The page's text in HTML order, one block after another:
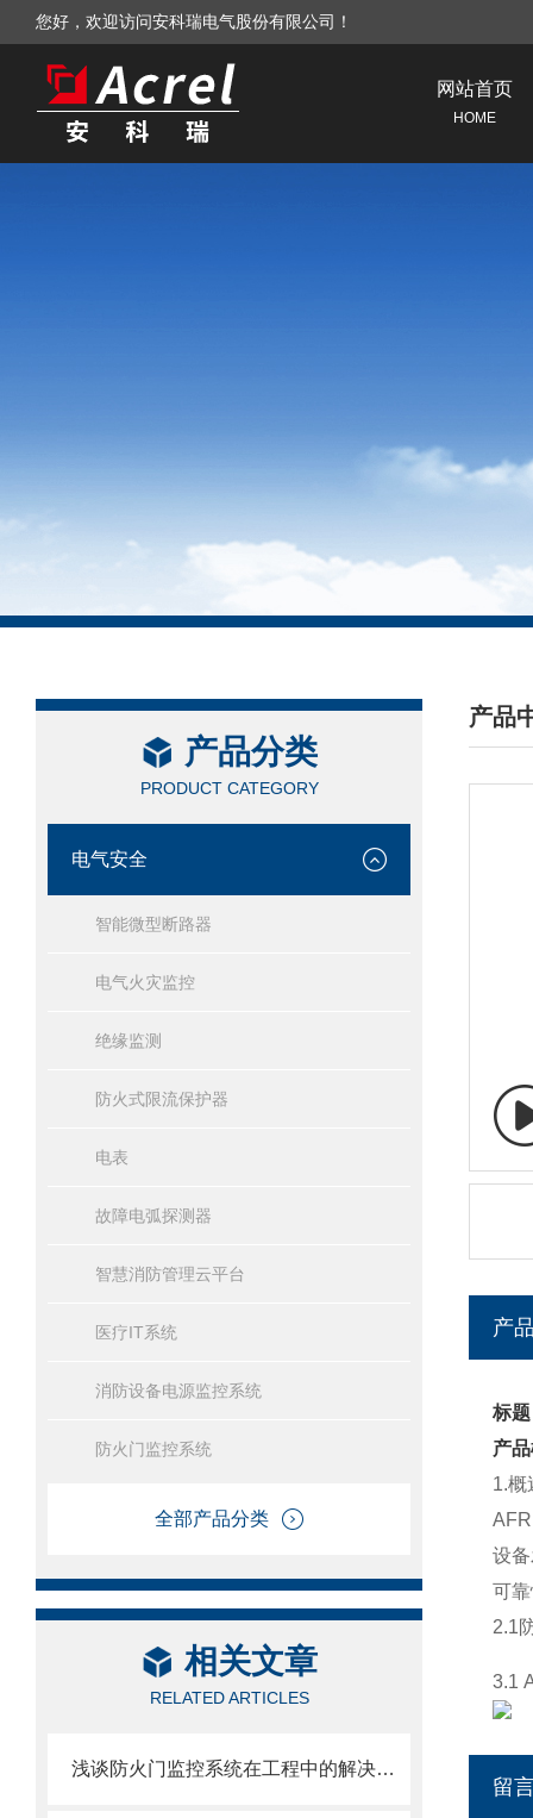
您好，欢迎访问安科瑞电气股份有限公司！
网站首页
HOME
产品分类
PRODUCT CATEGORY
电气安全
智能微型断路器
电气火灾监控
绝缘监测
防火式限流保护器
电表
故障电弧探测器
智慧消防管理云平台
医疗IT系统
消防设备电源监控系统
防火门监控系统
全部产品分类
相关文章
RELATED ARTICLES
浅谈防火门监控系统在工程中的解决方案
产品
/
产
标
产
1.
设
可
2.1
3.1
留